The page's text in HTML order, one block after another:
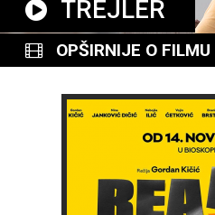
OPŠIRNIJE O FILMU
TREJLER